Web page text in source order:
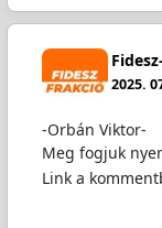
2025.
-Orbán Viktor-
Meg fogjuk
Link a